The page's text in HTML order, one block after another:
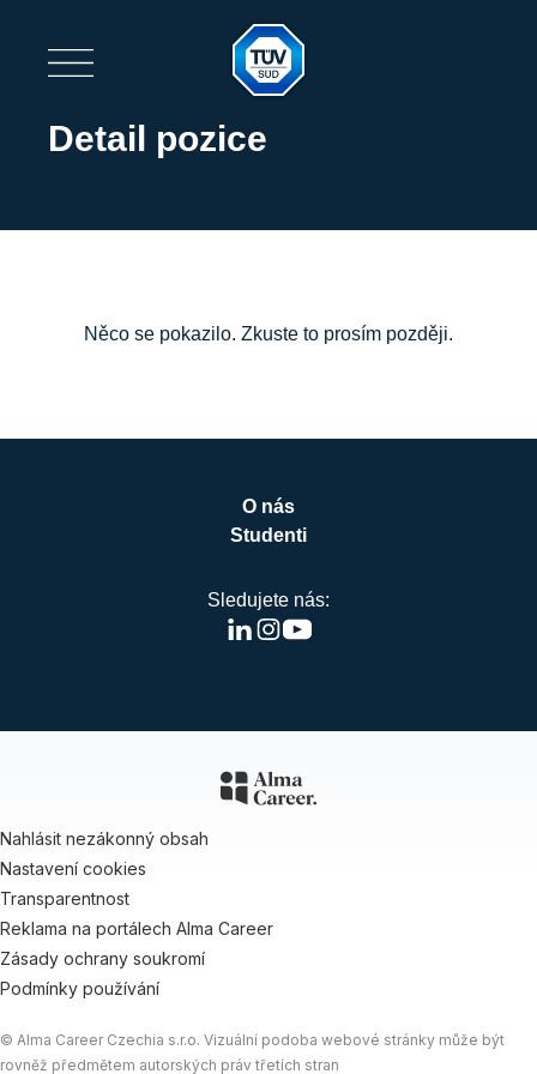
Detail pozice
Něco se pokazilo. Zkuste to prosím později.
O nás
Studenti
Sledujete nás:
Nahlásit nezákonný obsah
Nastavení cookies
Transparentnost
Reklama na portálech Alma Career
Zásady ochrany soukromí
Podmínky používání
© Alma Career Czechia s.r.o. Vizuální podoba webové stránky může být
rovněž předmětem autorských práv třetích stran